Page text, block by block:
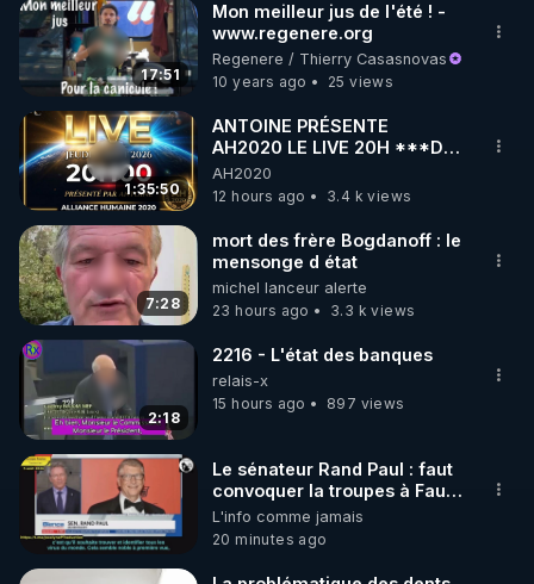
🌱 INSTAGRAM
https://www.instagram.com/rdlr_thierrycasasnovas/
http://rgnr.li/instagram
🌱 LA NEWSLETTER
Pour ne pas rater l’actualité RGNR (stages,
http://rgnr.li/news
🌱 VIDÉOS NON CENSURÉES SUR ODYSEE
Toutes les vidéos Youtube sont aussi sur la
http://rgnr.li/odysee
🌱 LES STAGES EN PRÉSENTIEL
http://rgnr.li/stages
17:51
Mon meilleur jus de l'été ! -
www.regenere.org
Regenere / Thierry Casasnovas
10 years ago
25 views
1:35:50
ANTOINE PRÉSENTE
AH2020 LE LIVE 20H ***DU
06/08/2026***
AH2020
12 hours ago
3.4 k views
7:28
mort des frère Bogdanoff : le
mensonge d état
michel lanceur alerte
23 hours ago
3.3 k views
2:18
2216 - L'état des banques
relais-x
15 hours ago
897 views
Le sénateur Rand Paul : faut
convoquer la troupes à Fauci
puis Bille gates, famille
eugéniste de le 18 siecle ! 😒
https://odysee.com/@anonyme:d3/
L'info comme jamais
20 minutes ago